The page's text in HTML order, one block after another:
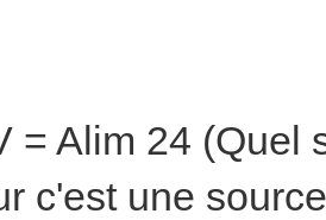
= Alim 24 (Quel
c'est une